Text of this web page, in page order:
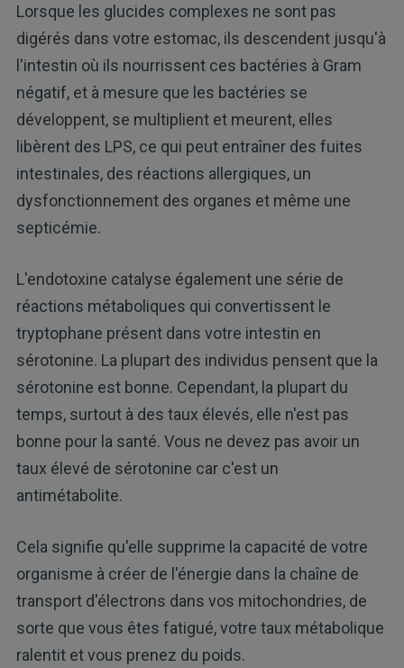
Lorsque les glucides complexes ne sont pas
digérés dans votre estomac, ils descendent jusqu'à
l'intestin où ils nourrissent ces bactéries à Gram
négatif, et à mesure que les bactéries se
développent, se multiplient et meurent, elles
libèrent des LPS, ce qui peut entraîner des fuites
intestinales, des réactions allergiques, un
dysfonctionnement des organes et même une
septicémie.
L'endotoxine catalyse également une série de
réactions métaboliques qui convertissent le
tryptophane présent dans votre intestin en
sérotonine. La plupart des individus pensent que la
sérotonine est bonne. Cependant, la plupart du
temps, surtout à des taux élevés, elle n'est pas
bonne pour la santé. Vous ne devez pas avoir un
taux élevé de sérotonine car c'est un
antimétabolite.
Cela signifie qu'elle supprime la capacité de votre
organisme à créer de l'énergie dans la chaîne de
transport d'électrons dans vos mitochondries, de
sorte que vous êtes fatigué, votre taux métabolique
ralentit et vous prenez du poids.